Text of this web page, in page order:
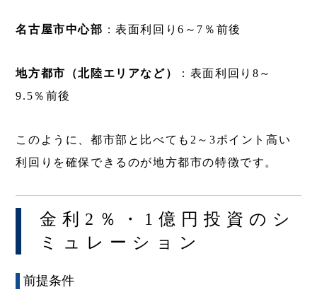
名古屋市中心部 ：表面利回り6～7％前後
地方都市（北陸エリアなど）
：表面利回り8～
9.5％前後
このように、都市部と比べても2～3ポイント高い
利回りを確保できるのが地方都市の特徴です。
金利2％・1億円投資のシ
ミュレーション
前提条件